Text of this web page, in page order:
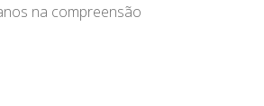
na compreensão